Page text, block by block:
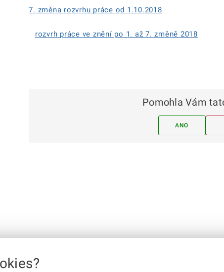
7. změna rozvrhu práce od 1.10.2018
rozvrh práce ve znění po 1. až 7. změně 2018
Pomohla Vám
ANO